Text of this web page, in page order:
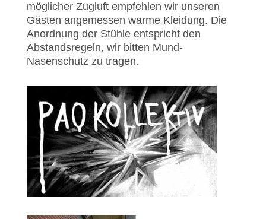
möglicher Zugluft empfehlen wir unseren
Gästen angemessen warme Kleidung. Die
Anordnung der Stühle entspricht den
Abstandsregeln, wir bitten Mund-
Nasenschutz zu tragen.